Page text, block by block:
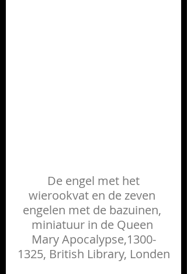
De engel met het
wierookvat en de zeven
engelen met de bazuinen,
miniatuur in de Queen
Mary Apocalypse,1300-
1325, British Library, Londen